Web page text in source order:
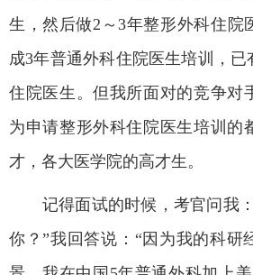
生，然后做2 ～3年整形外科住院
成3年普通外科住院医生培训，
住院医生。但我所面对的竞争对
为申请整形外科住院医生培训的
才，各大医学院的高才生。
记得面试的时候，考官问我：
你？”我回答说： “因为我的科研